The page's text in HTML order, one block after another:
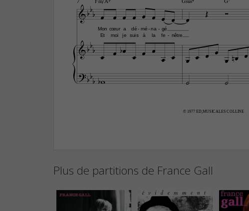
 © 1977 ED,MUSICALES COLLINE
Mon
Et
cœur
moi
a
je
dé
suis
mé
à
-
na
la
-
gé
fe
-
nêtre
-
7



          
  
           
 

  
Plus de partitions de France Gall